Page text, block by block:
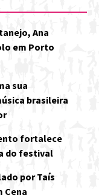
Ana
em Porto
sua
brasileira
fortalece
do festival
por Taís
Cena